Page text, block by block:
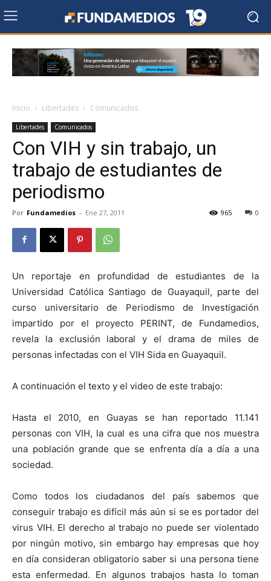
Inicio Libertades Comunicados
Libertades Comunicados
Con VIH y sin trabajo, un
trabajo de estudiantes de
periodismo
Por Fundamedios - Ene 27, 2011 0
965
Un reportaje en profundidad de estudiantes de la
Universidad Católica Santiago de Guayaquil, parte del
curso universitario de Periodismo de Investigación
impartido por el proyecto PERINT, de Fundamedios,
revela la exclusión laboral y el drama de miles de
personas infectadas con el VIH Sida en Guayaquil.
A continuación el texto y el video de este trabajo:
Hasta el 2010, en Guayas se han reportado 11.141
personas con VIH, la cual es una cifra que nos muestra
una población grande que se enfrenta día a día a una
sociedad.
Como todos los ciudadanos del país sabemos que
conseguir trabajo es difícil más aún si se es portador del
virus VIH. El derecho al trabajo no puede ser violentado
por ningún motivo, sin embargo hay empresas que hoy
en día consideran obligatorio saber si una persona tiene
esta enfermedad. En algunos trabajos hasta lo toman